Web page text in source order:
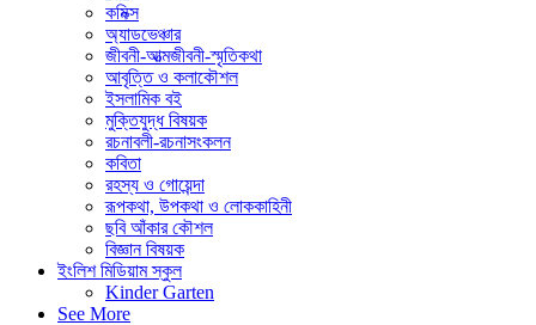
কমিক্স
অ্যাডভেঞ্চার
জীবনী-আত্মজীবনী-স্মৃতিকথা
আবৃত্তি ও কলাকৌশল
ইসলামিক বই
মুক্তিযুদ্ধ বিষয়ক
রচনাবলী-রচনাসংকলন
কবিতা
রহস্য ও গোয়েন্দা
রূপকথা, উপকথা ও লোককাহিনী
ছবি আঁকার কৌশল
বিজ্ঞান বিষয়ক
ইংলিশ মিডিয়াম স্কুল
Kinder Garten
See More